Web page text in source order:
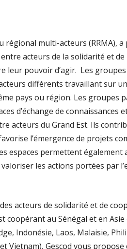
régional multi-acteurs (RRMA),
acteurs de la solidarité et
leur pouvoir d’agir. Les groupes
différents travaillant sur
pays ou région. Les groupes
d’échange de connaissances
acteurs du Grand Est. Ils
l’émergence de projets
espaces permettent également
les actions portées par
acteurs de solidarité et de
coopérant au Sénégal et en Asie
Indonésie, Laos, Malaisie,
Vietnam), Gescod vous propose